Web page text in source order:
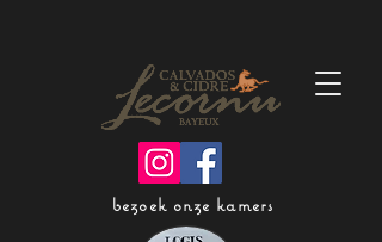
bezoek onze kamers